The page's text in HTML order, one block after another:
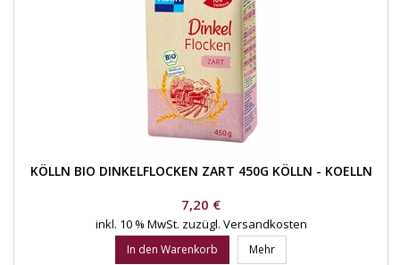
KÖLLN BIO DINKELFLOCKEN ZART 450G KÖLLN - KOELLN
Preis
7,20 €
inkl. 10 % MwSt. zuzügl. Versandkosten
In den Warenkorb Mehr